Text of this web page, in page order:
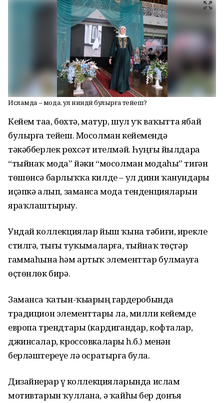
Исламда – мода, ул ниндәй булырға тейеш?
Кейем таҙа, бөхтә, матур, шул уҡ ваҡытта ябай
булырға тейеш. Мосолман кейемендә
тәкәбберлек рөхсәт ителмәй. Һуңғы йылдарҙа
“тыйнаҡ мода” йәки “мосолман модаһы” тигән
төшөнсә барлыҡҡа килде – ул дини ҡанундарҙы
иҫәпкә алып, заманса мода тенденцияларын
яраҡлаштырыу.
Ундай коллекциялар йыш ҡына тәбиғи, ирекле
стилгә, тығыҙ туҡымаларға, тыйнаҡ төҫтәр
гаммаһына һәм артыҡ элементтар булмауға
өҫтөнлөк бирә.
Заманса ҡатын-ҡыҙҙарҙың гардеробында
традицион элементтарҙы ла, милли кейемде
европа трендтары (кардигандар, кофталар,
джинсалар, кроссовкаларҙы һ.б.) менән
берләштереүҙе лә осратырға була.
Дизайнерҙар үҙ коллекцияларында ислам
мотивтарын ҡуллана, ә ҡайһы бер донъя